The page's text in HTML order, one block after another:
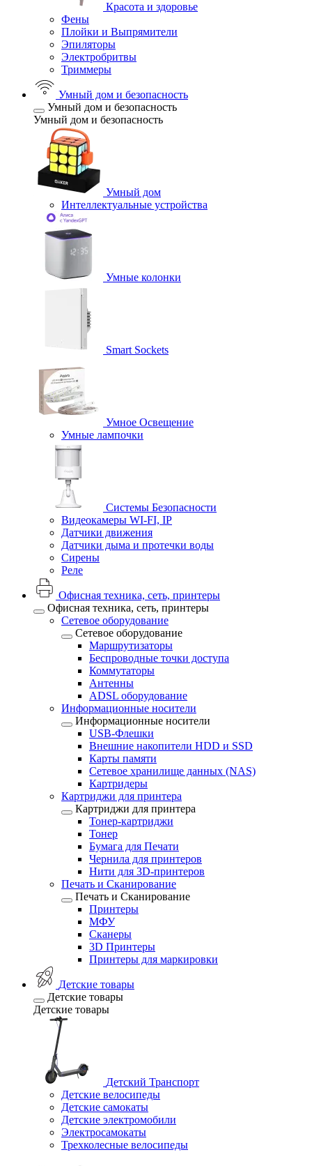
Красота и здоровье
Фены
Плойки и Выпрямители
Эпиляторы
Электробритвы
Триммеры
Умный дом и безопасность
Умный дом и безопасность
Умный дом и безопасность
Умный дом
Интеллектуальные устройства
Умные колонки
Smart Sockets
Умное Освещение
Умные лампочки
Системы Безопасности
Видеокамеры WI-FI, IP
Датчики движения
Датчики дыма и протечки воды
Сирены
Реле
Офисная техника, cеть, принтеры
Офисная техника, cеть, принтеры
Сетевое оборудование
Сетевое оборудование
Маршрутизаторы
Беспроводные точки доступа
Коммутаторы
Антенны
ADSL оборудование
Информационные носители
Информационные носители
USB-Флешки
Внешние накопители HDD и SSD
Карты памяти
Сетевое хранилище данных (NAS)
Картридеры
Картриджи для принтера
Картриджи для принтера
Тонер-картриджи
Тонер
Бумага для Печати
Чернила для принтеров
Нити для 3D-принтеров
Печать и Сканирование
Печать и Сканирование
Принтеры
МФУ
Сканеры
3D Принтеры
Принтеры для маркировки
Детские товары
Детские товары
Детские товары
Детский Транспорт
Детские велосипеды
Детские самокаты
Детские электромобили
Электросамокаты
Трехколесные велосипеды